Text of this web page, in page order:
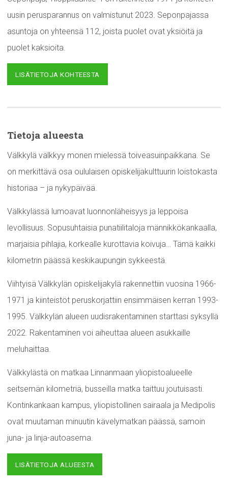
uusin perusparannus on valmistunut 2023. Seponpajassa
asuntoja on yhteensä 112, joista puolet ovat yksiöitä ja
puolet kaksioita.
LISÄTIETOJA KOHTEESTA
Tietoja alueesta
Välkkylä välkkyy monen mielessä toiveasuinpaikkana. Se
on merkittävä osa oululaisen opiskelijakulttuurin loistokasta
historiaa – ja nykypäivää.
Välkkylässä lumoavat luonnonläheisyys ja leppoisa
levollisuus. Sopusuhtaisia punatiilitaloja männikkökankaalla,
marjaisia pihlajia, korkealle kurottavia koivuja… Tämä kaikki
kilometrin päässä keskikaupungin sykkeestä.
Viihtyisä Välkkylän opiskelijakylä rakennettiin vuosina 1966-
1971 ja kiinteistöt peruskorjattiin ensimmäisen kerran 1993-
1995. Välkkylän alueen uudisrakentaminen starttasi syksyllä
2022. Rakentaminen voi aiheuttaa alueen asukkaille
meluhaittaa.
Välkkylästä on matkaa Linnanmaan yliopistoalueelle
seitsemän kilometriä, busseilla matka taittuu joutuisasti.
Kontinkankaan kampus, yliopistollinen sairaala ja Medipolis
ovat muutaman minuutin kävelymatkan päässä, samoin
juna- ja linja-autoasema.
LISÄTIETOJA ALUEESTA